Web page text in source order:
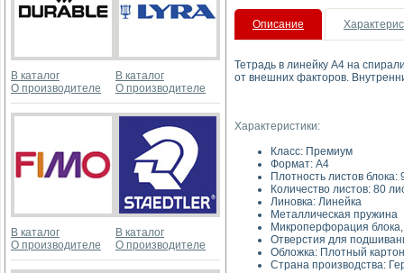
В каталог
О производителе
В каталог
О производителе
В каталог
О производителе
В каталог
О производителе
Описание
Тетрадь в линейку А4 на
от внешних факторов.
Характеристики:
Класс: Премиум
Плотность
Количество листов: 80
Линовка:
Металлическая
Микроперфорация
Отверстия для
Обложка: Плотный
Страна производства: